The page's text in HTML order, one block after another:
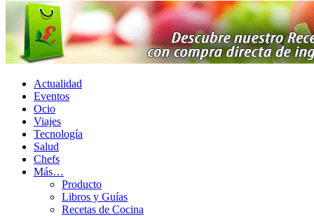
Actualidad
Eventos
Ocio
Viajes
Tecnología
Salud
Chefs
Más…
Producto
Libros y Guías
Recetas de Cocina